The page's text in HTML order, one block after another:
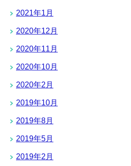
2021年1月
2020年12月
2020年11月
2020年10月
2020年2月
2019年10月
2019年8月
2019年5月
2019年2月